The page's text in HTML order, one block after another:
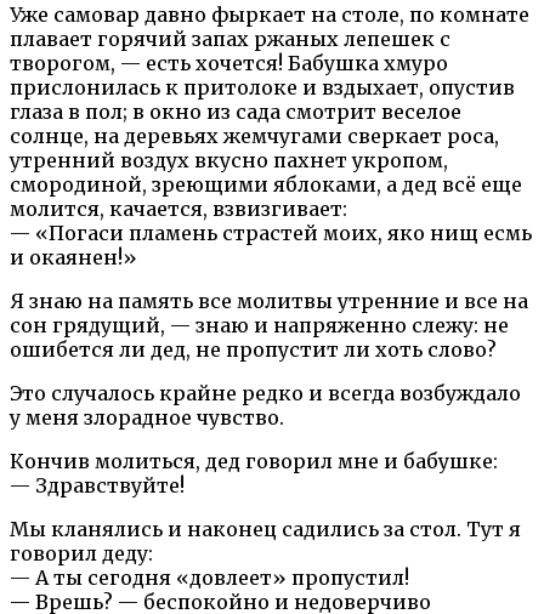
Уже самовар давно фыркает на столе, по комнате
плавает горячий запах ржаных лепешек с
творогом, — есть хочется! Бабушка хмуро
прислонилась к притолоке и вздыхает, опустив
глаза в пол; в окно из сада смотрит веселое
солнце, на деревьях жемчугами сверкает роса,
утренний воздух вкусно пахнет укропом,
смородиной, зреющими яблоками, а дед всё еще
молится, качается, взвизгивает:
— «Погаси пламень страстей моих, яко нищ есмь
и окаянен!»
Я знаю на память все молитвы утренние и все на
сон грядущий, — знаю и напряженно слежу: не
ошибется ли дед, не пропустит ли хоть слово?
Это случалось крайне редко и всегда возбуждало
у меня злорадное чувство.
Кончив молиться, дед говорил мне и бабушке:
— Здравствуйте!
Мы кланялись и наконец садились за стол. Тут я
говорил деду:
— А ты сегодня «довлеет» пропустил!
— Врешь? — беспокойно и недоверчиво